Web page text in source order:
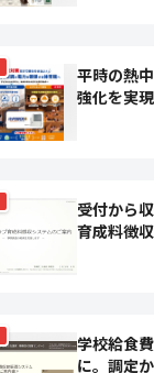
平時の熱
強化を実
受付から
育成料徴
学校給食
に。調定